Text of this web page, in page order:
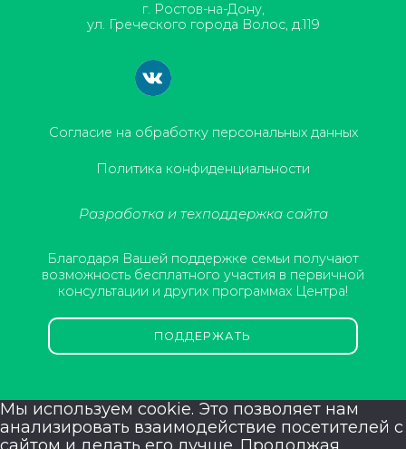
г. Ростов-на-Дону,
ул. Греческого города Волос, д.119
Согласие на обработку персональных данных
Политика конфиденциальности
Разработка и техподдержка сайта
Благодаря Вашей поддержке семьи получают
возможность бесплатного участия в первичной
консультации и других программах Центра!
ПОДДЕРЖАТЬ
Мы используем cookie. Это позволяет нам
анализировать взаимодействие посетителей с